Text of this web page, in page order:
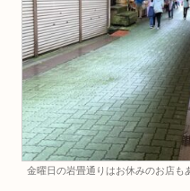
金曜日の岩畳通りはお休みのお店も